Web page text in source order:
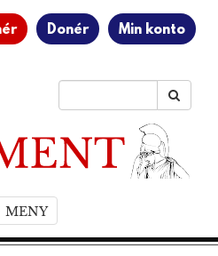
Donér Min konto
MENYT
o